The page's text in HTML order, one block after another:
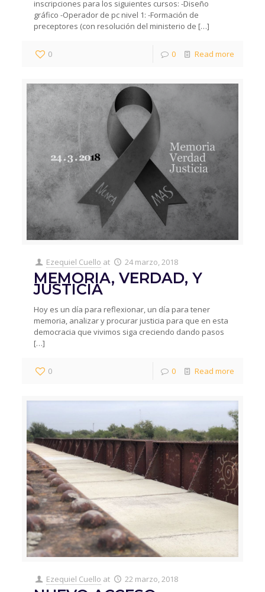
inscripciones para los siguientes cursos: -Diseño
gráfico -Operador de pc nivel 1: -Formación de
preceptores (con resolución del ministerio de […]
0 0 Read more
Ezequiel Cuello at 24 marzo, 2018
MEMORIA, VERDAD, Y
JUSTICIA
Hoy es un día para reflexionar, un día para tener
memoria, analizar y procurar justicia para que en esta
democracia que vivimos siga creciendo dando pasos
[…]
0 0 Read more
Ezequiel Cuello at 22 marzo, 2018